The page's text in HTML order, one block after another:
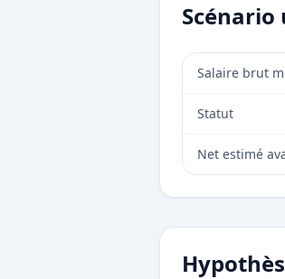
Salaire brut
Statut
Net estimé